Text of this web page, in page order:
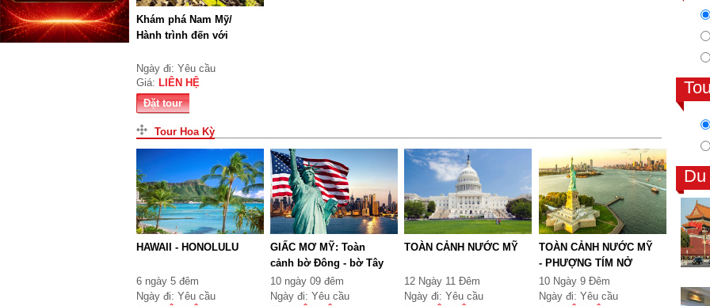
Khám phá Nam Mỹ/
Hành trình đến với
Ngày đi: Yêu cầu
Giá: LIÊN HỆ
Đặt tour
Tour Hoa Kỳ
HAWAII - HONOLULU
6 ngày 5 đêm
Ngày đi: Yêu cầu
GIẤC MƠ MỸ: Toàn
cảnh bờ Đông - bờ Tây
10 ngày 09 đêm
Ngày đi: Yêu cầu
TOÀN CẢNH NƯỚC MỸ
12 Ngày 11 Đêm
Ngày đi: Yêu cầu
TOÀN CẢNH NƯỚC MỸ
- PHƯỢNG TÍM NỞ
RỰC ...
10 Ngày 9 Đêm
Ngày đi: Yêu cầu
Du